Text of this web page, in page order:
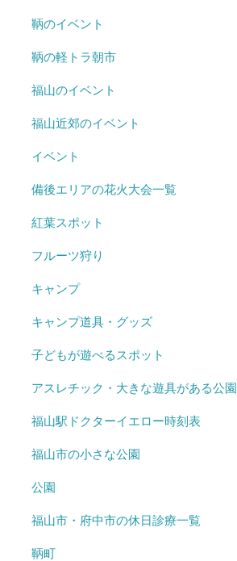
鞆のイベント
鞆の軽トラ朝市
福山のイベント
福山近郊のイベント
イベント
備後エリアの花火大会一覧
紅葉スポット
フルーツ狩り
キャンプ
キャンプ道具・グッズ
子どもが遊べるスポット
アスレチック・大きな遊具がある公園
福山駅ドクターイエロー時刻表
福山市の小さな公園
公園
福山市・府中市の休日診療一覧
鞆町